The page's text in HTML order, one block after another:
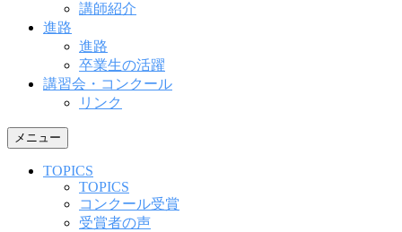
講師紹介
進路
進路
卒業生の活躍
講習会・コンクール
リンク
メニュー
TOPICS
TOPICS
コンクール受賞
受賞者の声